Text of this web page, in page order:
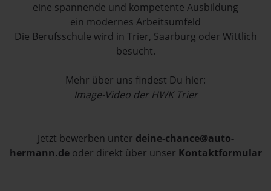
eine spannende und kompetente Ausbildung
ein modernes Arbeitsumfeld
Die Berufsschule wird in Trier, Saarburg oder Wittlich
besucht.
Mehr über uns findest Du hier:
Image-Video der HWK Trier
Jetzt bewerben unter deine-chance@auto-
hermann.deoder direkt über unser Kontaktformular